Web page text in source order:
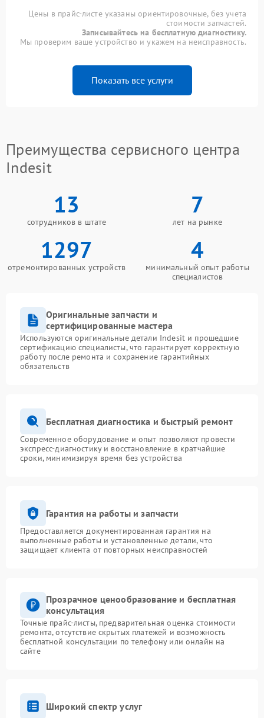
Цены в прайс-листе указаны ориентировочные, без учета
стоимости запчастей.
Записывайтесь на бесплатную диагностику.
Мы проверим ваше устройство и укажем на неисправность.
Показать все услуги
Преимущества сервисного центра
Indesit
13
сотрудников в штате
7
лет на рынке
1297
отремонтированных устройств
4
минимальный опыт работы
специалистов
Оригинальные запчасти и
сертифицированные мастера
Используются оригинальные детали Indesit и прошедшие
сертификацию специалисты, что гарантирует корректную
работу после ремонта и сохранение гарантийных
обязательств
Бесплатная диагностика и быстрый ремонт
Современное оборудование и опыт позволяют провести
экспресс-диагностику и восстановление в кратчайшие
сроки, минимизируя время без устройства
Гарантия на работы и запчасти
Предоставляется документированная гарантия на
выполненные работы и установленные детали, что
защищает клиента от повторных неисправностей
Прозрачное ценообразование и бесплатная
консультация
Точные прайс-листы, предварительная оценка стоимости
ремонта, отсутствие скрытых платежей и возможность
бесплатной консультации по телефону или онлайн на
сайте
Широкий спектр услуг